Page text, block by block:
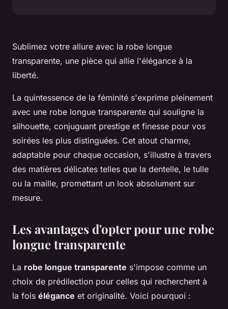
Sublimez votre allure avec la robe longue
transparente, une pièce qui allie l'élégance à la
liberté.
La quintessence de la féminité s'exprime pleinement
avec une robe longue transparente qui souligne la
silhouette, conjuguant prestige et finesse pour vos
soirées les plus distinguées. Cet atout charme,
adaptable pour chaque occasion, s'illustre à travers
des matières délicates telles que la dentelle, le tulle
ou la maille, promettant un look absolument sur
mesure.
Les avantages d'opter pour une robe
longue transparente
La robe longue transparente s'impose comme un
choix de prédilection pour celles qui recherchent à
la fois élégance et originalité. Voici pourquoi :